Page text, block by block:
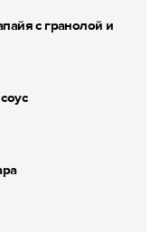
с гранолой и